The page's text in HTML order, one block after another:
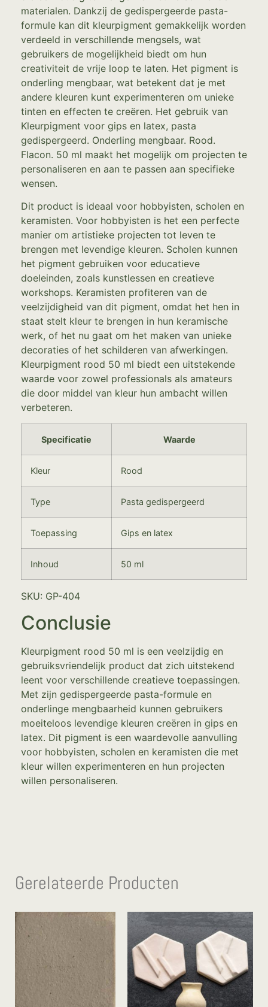
materialen. Dankzij de gedispergeerde pasta-
formule kan dit kleurpigment gemakkelijk worden
verdeeld in verschillende mengsels, wat
gebruikers de mogelijkheid biedt om hun
creativiteit de vrije loop te laten. Het pigment is
onderling mengbaar, wat betekent dat je met
andere kleuren kunt experimenteren om unieke
tinten en effecten te creëren. Het gebruik van
Kleurpigment voor gips en latex, pasta
gedispergeerd. Onderling mengbaar. Rood.
Flacon. 50 ml maakt het mogelijk om projecten te
personaliseren en aan te passen aan specifieke
wensen.
Dit product is ideaal voor hobbyisten, scholen en
keramisten. Voor hobbyisten is het een perfecte
manier om artistieke projecten tot leven te
brengen met levendige kleuren. Scholen kunnen
het pigment gebruiken voor educatieve
doeleinden, zoals kunstlessen en creatieve
workshops. Keramisten profiteren van de
veelzijdigheid van dit pigment, omdat het hen in
staat stelt kleur te brengen in hun keramische
werk, of het nu gaat om het maken van unieke
decoraties of het schilderen van afwerkingen.
Kleurpigment rood 50 ml biedt een uitstekende
waarde voor zowel professionals als amateurs
die door middel van kleur hun ambacht willen
verbeteren.
Specificatie Waarde
Kleur Rood
Type Pasta gedispergeerd
Toepassing Gips en latex
Inhoud 50 ml
SKU: GP-404
Conclusie
Kleurpigment rood 50 ml is een veelzijdig en
gebruiksvriendelijk product dat zich uitstekend
leent voor verschillende creatieve toepassingen.
Met zijn gedispergeerde pasta-formule en
onderlinge mengbaarheid kunnen gebruikers
moeiteloos levendige kleuren creëren in gips en
latex. Dit pigment is een waardevolle aanvulling
voor hobbyisten, scholen en keramisten die met
kleur willen experimenteren en hun projecten
willen personaliseren.
Gerelateerde Producten